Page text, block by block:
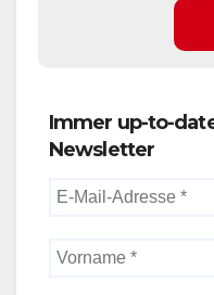
Immer up-to-
Newsletter